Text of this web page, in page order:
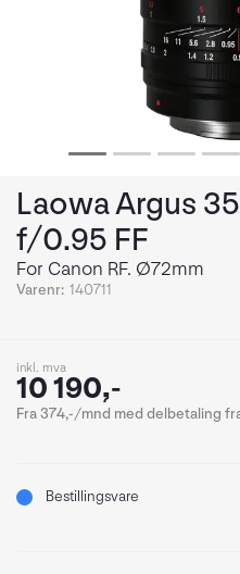
Laowa Argus
f/0.95 FF
For Canon RF. Ø72mm
Varenr: 140711
inkl. mva
10 190,-
Fra 374,-/mnd med delbetaling
Bestillingsvare